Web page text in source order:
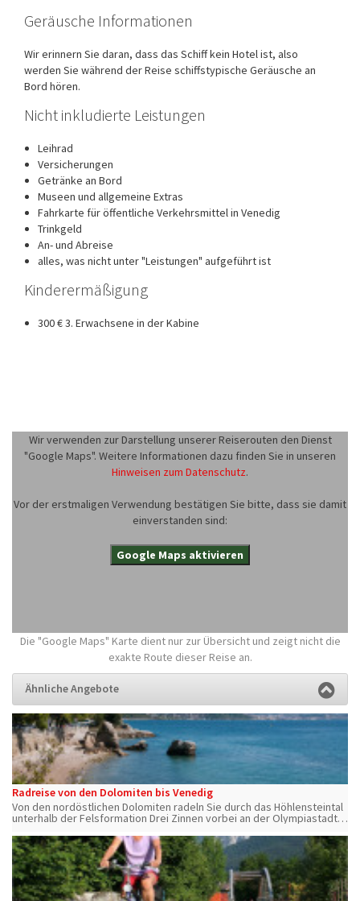
Geräusche Informationen
Wir erinnern Sie daran, dass das Schiff kein Hotel ist, also
werden Sie während der Reise schiffstypische Geräusche an
Bord hören.
Nicht inkludierte Leistungen
Leihrad
Versicherungen
Getränke an Bord
Museen und allgemeine Extras
Fahrkarte für öffentliche Verkehrsmittel in Venedig
Trinkgeld
An- und Abreise
alles, was nicht unter "Leistungen" aufgeführt ist
Kinderermäßigung
300 € 3. Erwachsene in der Kabine
Wir verwenden zur Darstellung unserer Reiserouten den Dienst
"Google Maps". Weitere Informationen dazu finden Sie in unseren
Hinweisen zum Datenschutz.
Vor der erstmaligen Verwendung bestätigen Sie bitte, dass sie damit
einverstanden sind:
Google Maps aktivieren
Die "Google Maps" Karte dient nur zur Übersicht und zeigt nicht die
exakte Route dieser Reise an.
Ähnliche Angebote
Radreise von den Dolomiten bis Venedig
Von den nordöstlichen Dolomiten radeln Sie durch das Höhlensteintal
unterhalb der Felsformation Drei Zinnen vorbei an der Olympiastadt
Asolo bis Venedig